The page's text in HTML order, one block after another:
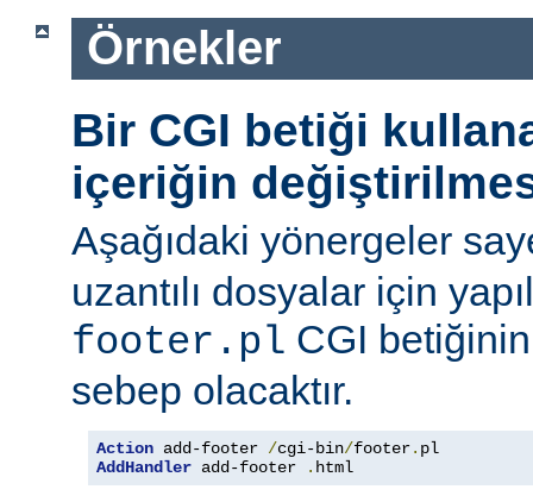
Örnekler
Bir CGI betiği
içeriğin
Aşağıdaki yönergeler
uzantılı dosyalar için
footer.pl CGI
sebep olacaktır.
Action add-footer /cgi-bin/footer.
AddHandler add-footer . html